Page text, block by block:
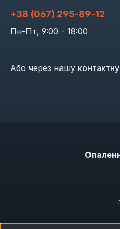
+38 (067) 295‑89‑12
Пн-Пт, 9:00 - 18:00
Або через нашу